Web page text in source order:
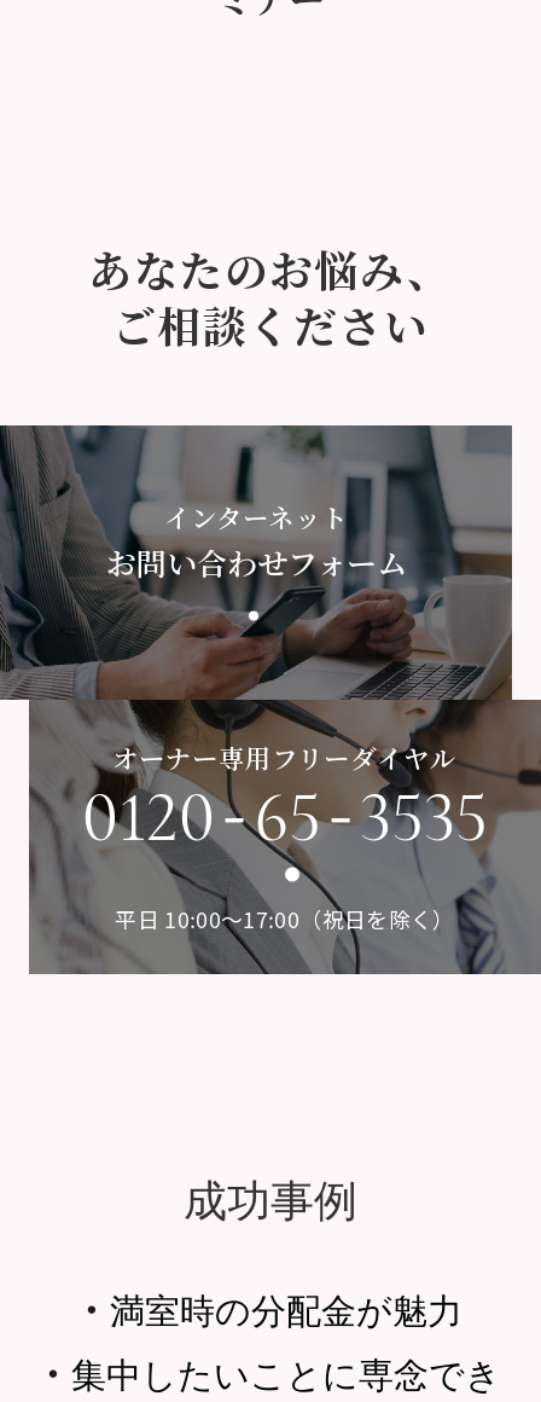
あなたのお悩み、
ご相談ください
インターネット
お問い合わせフォーム
オーナー専用フリーダイヤル
0120-65-3535
平日 10:00〜17:00（祝日を除く）
成功事例
・ 満室時の分配金が魅力
・ 集中したいことに専念でき